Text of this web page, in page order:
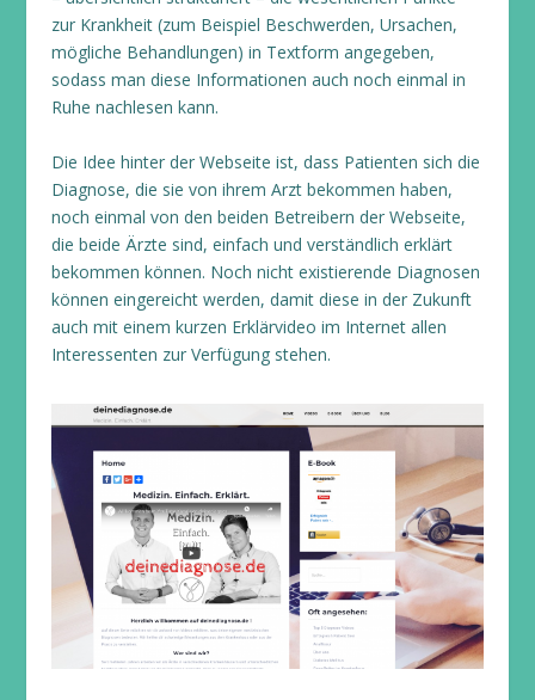
zur Krankheit (zum Beispiel Beschwerden, Ursachen,
mögliche Behandlungen) in Textform angegeben,
sodass man diese Informationen auch noch einmal in
Ruhe nachlesen kann.
Die Idee hinter der Webseite ist, dass Patienten sich die
Diagnose, die sie von ihrem Arzt bekommen haben,
noch einmal von den beiden Betreibern der Webseite,
die beide Ärzte sind, einfach und verständlich erklärt
bekommen können. Noch nicht existierende Diagnosen
können eingereicht werden, damit diese in der Zukunft
auch mit einem kurzen Erklärvideo im Internet allen
Interessenten zur Verfügung stehen.